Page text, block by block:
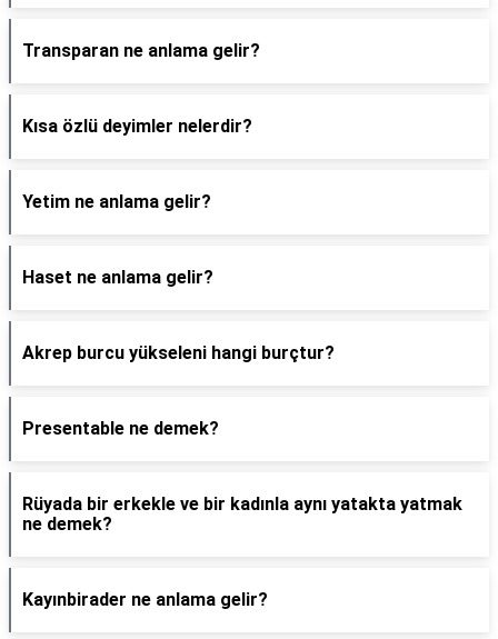
Transparan ne anlama gelir?
Kısa özlü deyimler nelerdir?
Yetim ne anlama gelir?
Haset ne anlama gelir?
Akrep burcu yükseleni hangi burçtur?
Presentable ne demek?
Rüyada bir erkekle ve bir kadınla aynı yatakta yatmak
ne demek?
Kayınbirader ne anlama gelir?